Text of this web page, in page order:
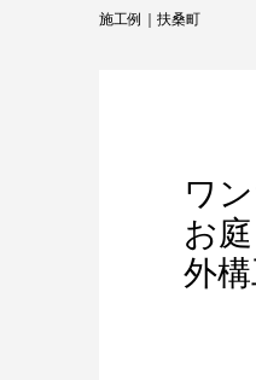
施工例｜扶桑町
ワ
お
外